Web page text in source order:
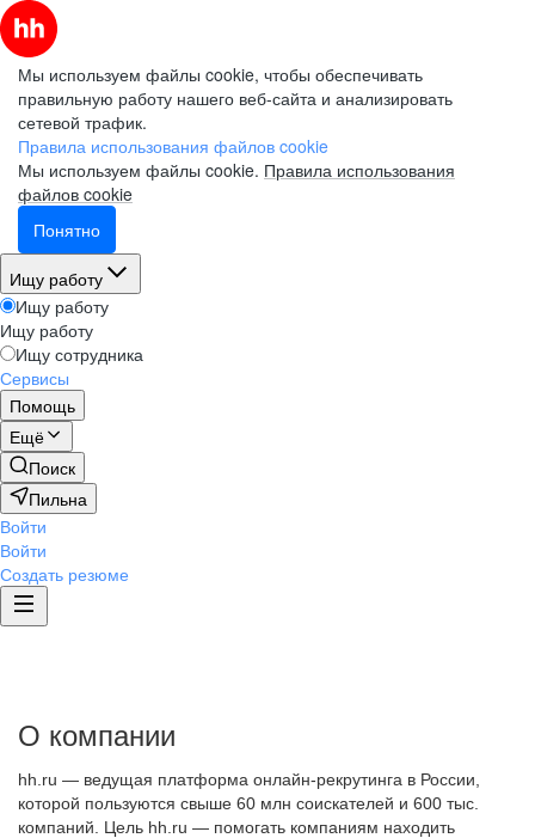
Мы используем файлы cookie, чтобы обеспечивать
правильную работу нашего веб-сайта и анализировать
сетевой трафик.
Правила использования файлов cookie
Мы используем файлы cookie. Правила использования
файлов cookie
Понятно
Ищу работу
Ищу работу
Ищу работу
Ищу сотрудника
Сервисы
Помощь
Ещё
Поиск
Пильна
Войти
Войти
Создать резюме
О компании
hh.ru — ведущая платформа онлайн-рекрутинга в России,
которой пользуются свыше 60 млн соискателей и 600 тыс.
компаний. Цель hh.ru — помогать компаниям находить